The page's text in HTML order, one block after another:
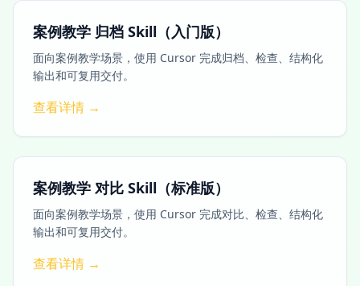
案例教学 归档 Skill（入门版）
面向案例教学场景，使用 Cursor 完成归档、检查、结构化
输出和可复用交付。
查看详情 →
案例教学 对比 Skill（标准版）
面向案例教学场景，使用 Cursor 完成对比、检查、结构化
输出和可复用交付。
查看详情 →